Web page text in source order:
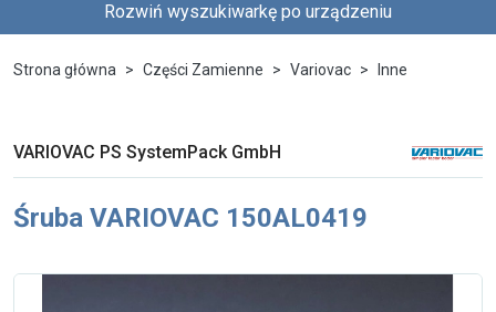
Części zamienne
Pełna oferta
Ostatnie sztuki
Wynajem urządzeń
aby znaleźć części w katalogu.
Wybierz model... Wyszukaj
Rozwiń wyszukiwarkę po urządzeniu
Strona główna Części Zamienne Variovac Inne
VARIOVAC PS SystemPack GmbH
Śruba VARIOVAC 150AL0419